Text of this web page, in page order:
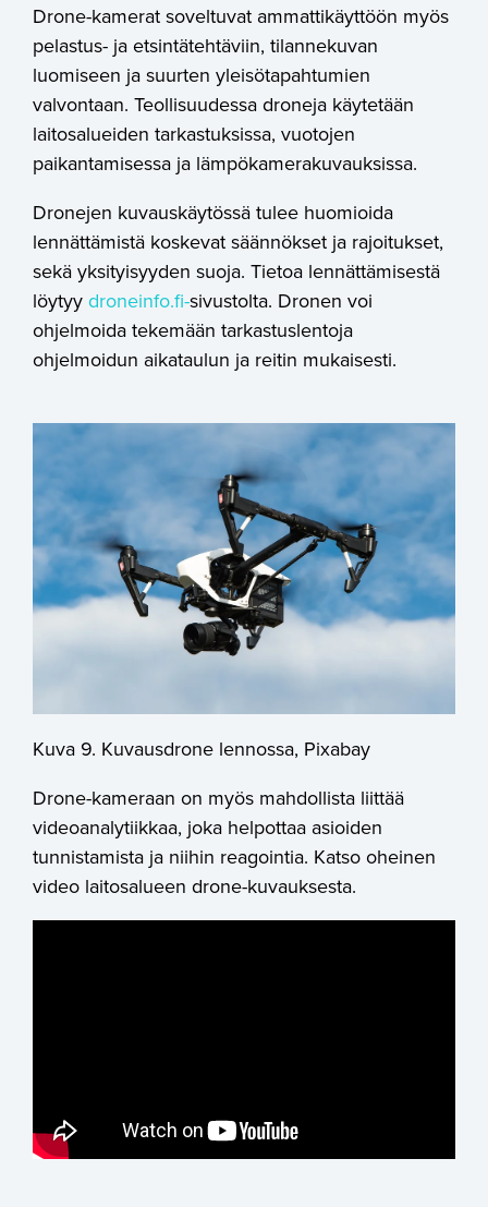
Drone-kamerat soveltuvat ammattikäyttöön myös
pelastus- ja etsintätehtäviin, tilannekuvan
luomiseen ja suurten yleisötapahtumien
valvontaan. Teollisuudessa droneja käytetään
laitosalueiden tarkastuksissa, vuotojen
paikantamisessa ja lämpökamerakuvauksissa.
Dronejen kuvauskäytössä tulee huomioida
lennättämistä koskevat säännökset ja rajoitukset,
sekä yksityisyyden suoja. Tietoa lennättämisestä
löytyy droneinfo.fi-sivustolta. Dronen voi
ohjelmoida tekemään tarkastuslentoja
ohjelmoidun aikataulun ja reitin mukaisesti.
Kuva 9. Kuvausdrone lennossa, Pixabay
Drone-kameraan on myös mahdollista liittää
videoanalytiikkaa, joka helpottaa asioiden
tunnistamista ja niihin reagointia. Katso oheinen
video laitosalueen drone-kuvauksesta.